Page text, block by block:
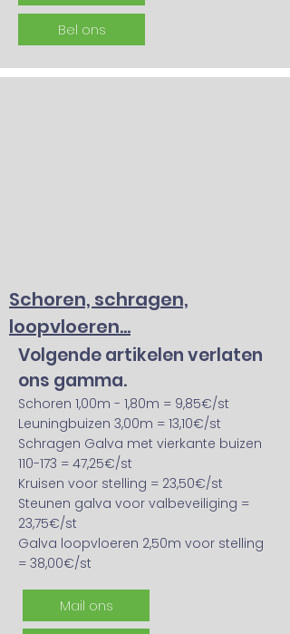
Bel ons
Schoren, schragen,
loopvloeren...
Volgende artikelen verlaten
ons gamma.
Schoren 1,00m - 1,80m = 9,85€/st
Leuningbuizen 3,00m = 13,10€/st
Schragen Galva met vierkante buizen
110-173 = 47,25€/st
Kruisen voor stelling = 23,50€/st
Steunen galva voor valbeveiliging =
23,75€/st
Galva loopvloeren 2,50m voor stelling
= 38,00€/st
Mail ons